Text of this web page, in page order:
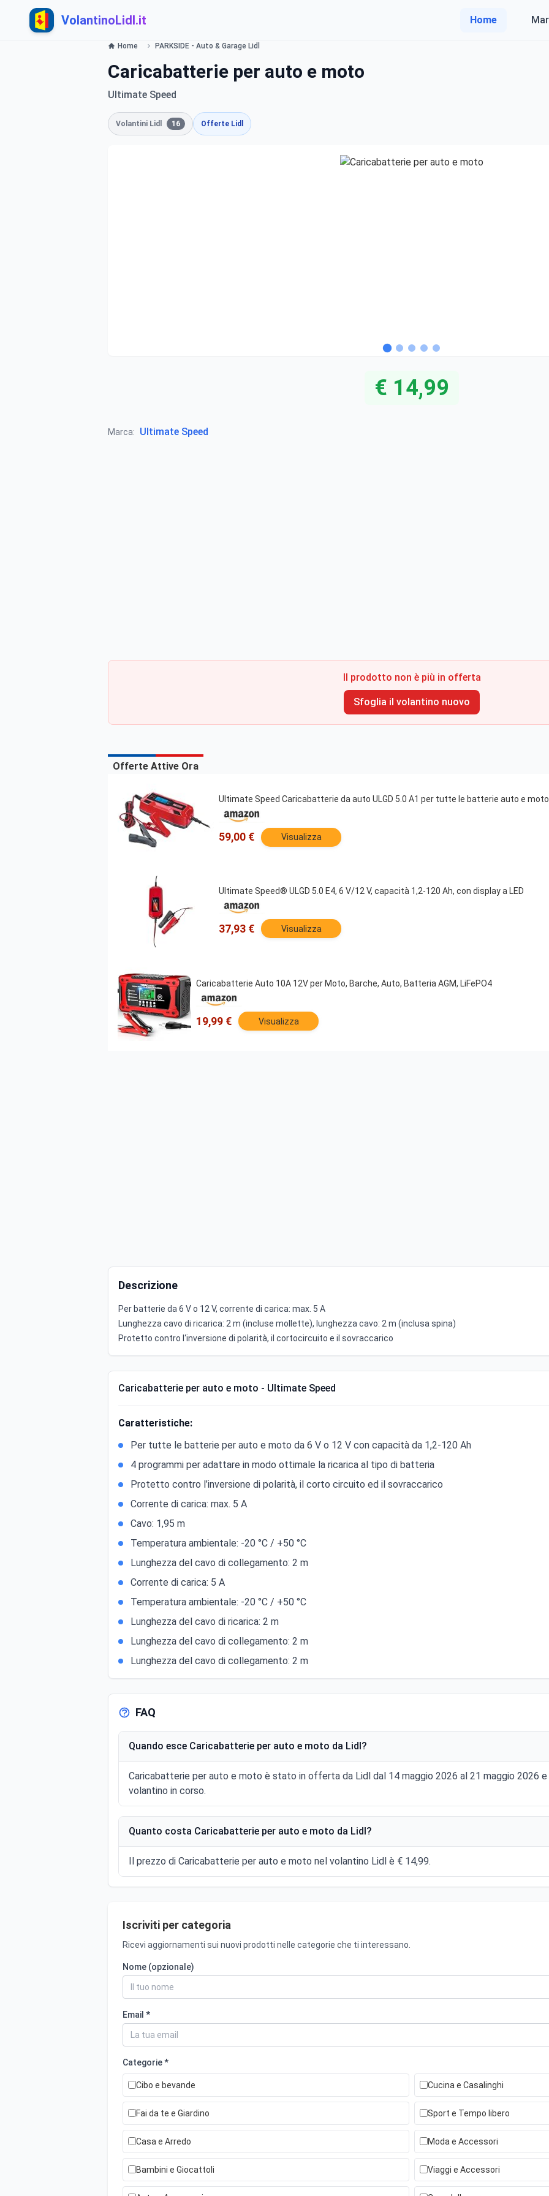
VolantinoLidl.it Home
Home PARKSIDE - Auto & Garage Lidl
Caricabatterie per auto e moto
Ultimate Speed
Volantini Lidl 16 Offerte Lidl
€ 14,99
Marca: Ultimate Speed
Il prodotto non è più in offerta
Sfoglia il volantino nuovo
Offerte Attive Ora
Ultimate Speed Caricabatterie da auto ULGD 5.0 A1 per tutte le batterie auto e moto
59,00 € Visualizza
Ultimate Speed® ULGD 5.0 E4, 6 V/12 V, capacità 1,2-120 Ah, con display a LED
37,93 € Visualizza
Caricabatterie Auto 10A 12V per Moto, Barche, Auto, Batteria AGM, LiFePO4
19,99 € Visualizza
Descrizione
Per batterie da 6 V o 12 V, corrente di carica: max. 5 A
Lunghezza cavo di ricarica: 2 m (incluse mollette), lunghezza cavo: 2 m (inclusa spina)
Protetto contro l‘inversione di polarità, il cortocircuito e il sovraccarico
Caricabatterie per auto e moto - Ultimate Speed
Caratteristiche:
Per tutte le batterie per auto e moto da 6 V o 12 V con capacità da 1,2-120 Ah
4 programmi per adattare in modo ottimale la ricarica al tipo di batteria
Protetto contro l’inversione di polarità, il corto circuito ed il sovraccarico
Corrente di carica: max. 5 A
Cavo: 1,95 m
Temperatura ambientale: -20 °C / +50 °C
Lunghezza del cavo di collegamento: 2 m
Corrente di carica: 5 A
Temperatura ambientale: -20 °C / +50 °C
Lunghezza del cavo di ricarica: 2 m
Lunghezza del cavo di collegamento: 2 m
Lunghezza del cavo di collegamento: 2 m
FAQ
Quando esce Caricabatterie per auto e moto da Lidl?
Caricabatterie per auto e moto è stato in offerta da Lidl dal 14 maggio 2026 al 21 maggio 2026
volantino in corso.
Quanto costa Caricabatterie per auto e moto da Lidl?
Il prezzo di Caricabatterie per auto e moto nel volantino Lidl è € 14,99.
Iscriviti per categoria
Ricevi aggiornamenti sui nuovi prodotti nelle categorie che ti interessano.
Nome (opzionale)
Email *
Categorie *
Cibo e bevande Cucina e Casalinghi
Fai da te e Giardino Sport e Tempo libero
Casa e Arredo Moda e Accessori
Bambini e Giocattoli Viaggi e Accessori